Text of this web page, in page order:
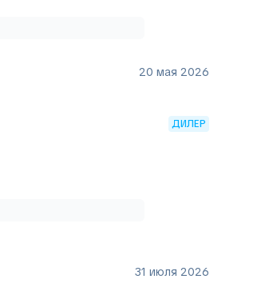
20 мая 2026
ДИЛЕР
31 июля 2026